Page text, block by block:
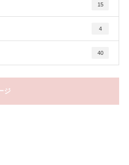
15
4
40
ジ